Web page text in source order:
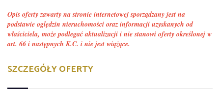
Opis oferty zawarty na stronie internetowej sporządzany jest na
podstawie oględzin nieruchomości oraz informacji uzyskanych od
właściciela, może podlegać aktualizacji i nie stanowi oferty określonej w
art. 66 i następnych K.C. i nie jest wiążące.
SZCZEGÓŁY OFERTY